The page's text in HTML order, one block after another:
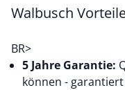
Walbusch
BR>
5 Jahre Garantie:
können -